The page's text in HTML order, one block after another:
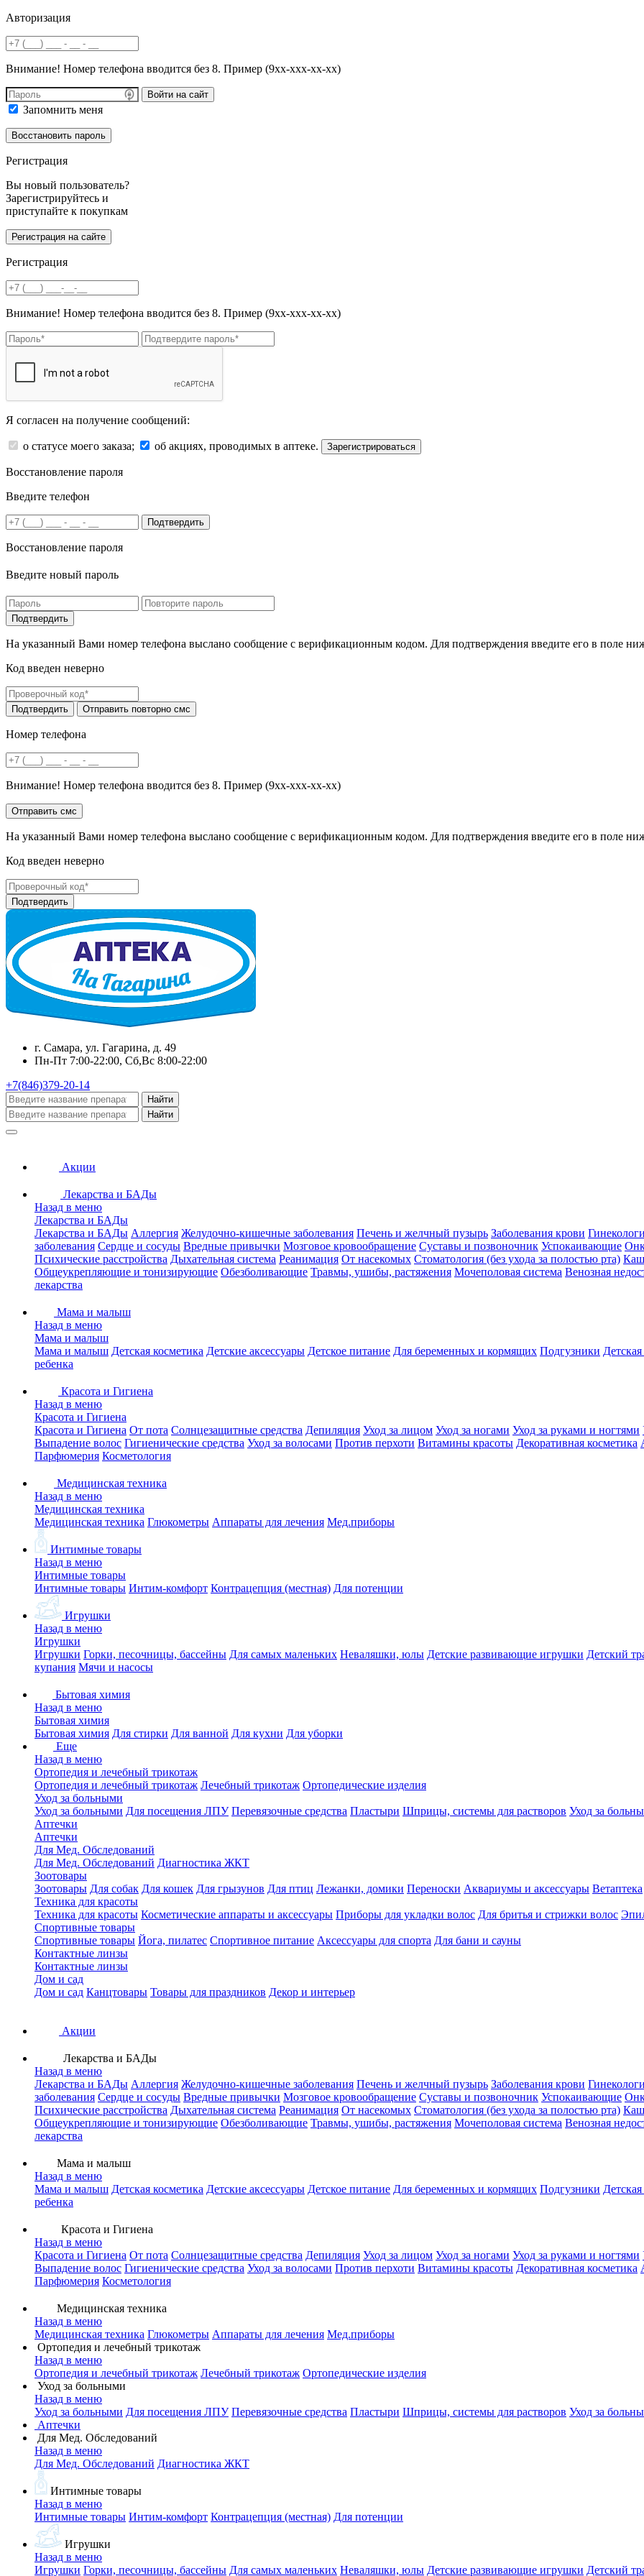
Авторизация
Внимание! Номер телефона вводится без 8. Пример (9хх-ххх-хх-хх)
Войти на сайт
Запомнить меня
Регистрация
Вы новый пользователь?
Зарегистрируйтесь и
приступайте к покупкам
Регистрация
Внимание! Номер телефона вводится без 8. Пример (9хх-ххх-хх-хх)
Я согласен на получение сообщений:
о статусе моего заказа; об акциях, проводимых в аптеке. Зарегистрироваться
Восстановление пароля
Введите телефон
Подтвердить
Восстановление пароля
Введите новый пароль
На указанный Вами номер телефона выслано сообщение с верификационным кодом. Для подтверждения введите его в поле
Код введен неверно
Номер телефона
Внимание! Номер телефона вводится без 8. Пример (9хх-ххх-хх-хх)
На указанный Вами номер телефона выслано сообщение с верификационным кодом. Для подтверждения введите его в поле
Код введен неверно
г. Самара, ул. Гагарина, д. 49
Пн-Пт 7:00-22:00, Сб,Вс 8:00-22:00
+7(846)379-20-14
Найти
Найти
Акции
Лекарства и БАДы
Назад в меню
Лекарства и БАДы
Лекарства и БАДы Аллергия Желудочно-кишечные заболевания Печень и желчный пузырь Заболевания крови
заболевания Сердце и сосуды Вредные привычки Мозговое кровообращение Суставы и позвоночник Успокаивающие
Психические расстройства Дыхательная система Реанимация От насекомых Стоматология (без ухода за полостью рта)
Общеукрепляющие и тонизирующие Обезболивающие Травмы, ушибы, растяжения Мочеполовая система Венозная
лекарства
Мама и малыш
Назад в меню
Мама и малыш
Мама и малыш Детская косметика Детские аксессуары Детское питание Для беременных и кормящих Подгузники
ребенка
Красота и Гигиена
Назад в меню
Красота и Гигиена
Красота и Гигиена От пота Солнцезащитные средства Депиляция Уход за лицом Уход за ногами Уход за руками и ногтями
Выпадение волос Гигиенические средства Уход за волосами Против перхоти Витамины красоты Декоративная косметика
Парфюмерия Косметология
Медицинская техника
Назад в меню
Медицинская техника
Медицинская техника Глюкометры Аппараты для лечения Мед.приборы
Интимные товары
Назад в меню
Интимные товары
Интимные товары Интим-комфорт Контрацепция (местная) Для потенции
Игрушки
Назад в меню
Игрушки
Игрушки Горки, песочницы, бассейны Для самых маленьких Неваляшки, юлы Детские развивающие игрушки Детский
купания Мячи и насосы
Бытовая химия
Назад в меню
Бытовая химия
Бытовая химия Для стирки Для ванной Для кухни Для уборки
Еще
Назад в меню
Ортопедия и лечебный трикотаж
Ортопедия и лечебный трикотаж Лечебный трикотаж Ортопедические изделия
Уход за больными
Уход за больными Для посещения ЛПУ Перевязочные средства Пластыри Шприцы, системы для растворов Уход за
Аптечки
Аптечки
Для Мед. Обследований
Для Мед. Обследований Диагностика ЖКТ
Зоотовары
Зоотовары Для собак Для кошек Для грызунов Для птиц Лежанки, домики Переноски Аквариумы и аксессуары Ветаптека
Техника для красоты
Техника для красоты Косметические аппараты и аксессуары Приборы для укладки волос Для бритья и стрижки волос
Спортивные товары
Спортивные товары Йога, пилатес Спортивное питание Аксессуары для спорта Для бани и сауны
Контактные линзы
Контактные линзы
Дом и сад
Дом и сад Канцтовары Товары для праздников Декор и интерьер
Акции
Лекарства и БАДы
Назад в меню
Лекарства и БАДы Аллергия Желудочно-кишечные заболевания Печень и желчный пузырь Заболевания крови
заболевания Сердце и сосуды Вредные привычки Мозговое кровообращение Суставы и позвоночник Успокаивающие
Психические расстройства Дыхательная система Реанимация От насекомых Стоматология (без ухода за полостью рта)
Общеукрепляющие и тонизирующие Обезболивающие Травмы, ушибы, растяжения Мочеполовая система Венозная
лекарства
Мама и малыш
Назад в меню
Мама и малыш Детская косметика Детские аксессуары Детское питание Для беременных и кормящих Подгузники
ребенка
Красота и Гигиена
Назад в меню
Красота и Гигиена От пота Солнцезащитные средства Депиляция Уход за лицом Уход за ногами Уход за руками и ногтями
Выпадение волос Гигиенические средства Уход за волосами Против перхоти Витамины красоты Декоративная косметика
Парфюмерия Косметология
Медицинская техника
Назад в меню
Медицинская техника Глюкометры Аппараты для лечения Мед.приборы
Ортопедия и лечебный трикотаж
Назад в меню
Ортопедия и лечебный трикотаж Лечебный трикотаж Ортопедические изделия
Уход за больными
Назад в меню
Уход за больными Для посещения ЛПУ Перевязочные средства Пластыри Шприцы, системы для растворов Уход за
Аптечки
Для Мед. Обследований
Назад в меню
Для Мед. Обследований Диагностика ЖКТ
Интимные товары
Назад в меню
Интимные товары Интим-комфорт Контрацепция (местная) Для потенции
Игрушки
Назад в меню
Игрушки Горки, песочницы, бассейны Для самых маленьких Неваляшки, юлы Детские развивающие игрушки Детский